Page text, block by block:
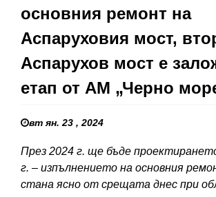
основния ремонт на
Аспаруховия мост,
Аспарухов мост е
етап от АМ „Черно
вт ян. 23 , 2024
През 2024 г. ще бъде
г. – изпълнението на основния
стана ясно от срещата днес при